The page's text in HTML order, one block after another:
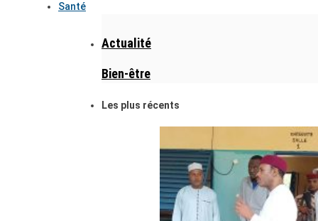
Santé
Actualité
Bien-être
Les plus récents